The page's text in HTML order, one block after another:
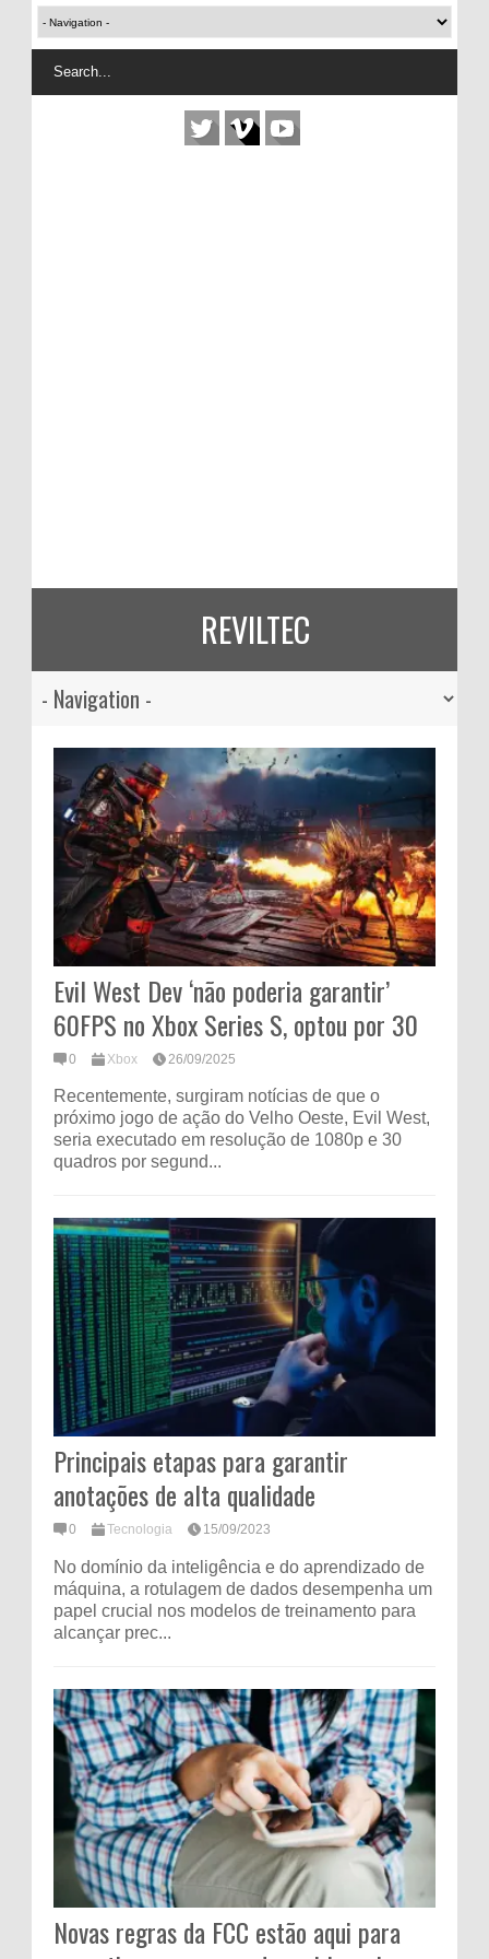
REVILTEC
Evil West Dev ‘não poderia garantir’
60FPS no Xbox Series S, optou por 30
0 Xbox 26/09/2025
Recentemente, surgiram notícias de que o
próximo jogo de ação do Velho Oeste, Evil West,
seria executado em resolução de 1080p e 30
quadros por segund...
Principais etapas para garantir
anotações de alta qualidade
0 Tecnologia 15/09/2023
No domínio da inteligência e do aprendizado de
máquina, a rotulagem de dados desempenha um
papel crucial nos modelos de treinamento para
alcançar prec...
Novas regras da FCC estão aqui para